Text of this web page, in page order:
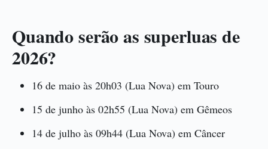
Quando serão as superluas de
2026?
16 de maio às 20h03 (Lua Nova) em Touro
15 de junho às 02h55 (Lua Nova) em Gêmeos
14 de julho às 09h44 (Lua Nova) em Câncer